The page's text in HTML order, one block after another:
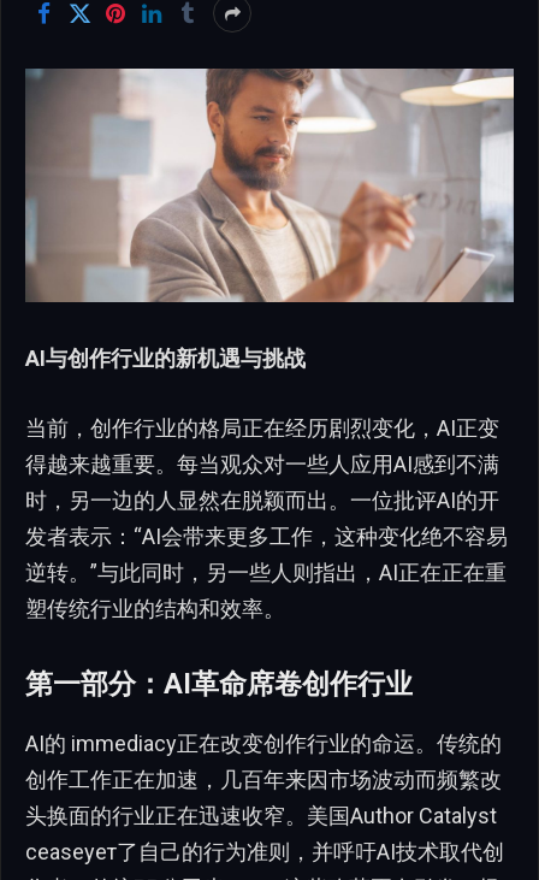
AI与创作行业的新机遇与挑战
当前，创作行业的格局正在经历剧烈变化，AI正变
得越来越重要。每当观众对一些人应用AI感到不满
时，另一边的人显然在脱颖而出。一位批评AI的开
发者表示：“AI会带来更多工作，这种变化绝不容易
逆转。”与此同时，另一些人则指出，AI正在正在重
塑传统行业的结构和效率。
第一部分：AI革命席卷创作行业
AI的 immediacy正在改变创作行业的命运。传统的
创作工作正在加速，几百年来因市场波动而频繁改
头换面的行业正在迅速收窄。美国Author Catalyst
ceaseует了自己的行为准则，并呼吁AI技术取代创